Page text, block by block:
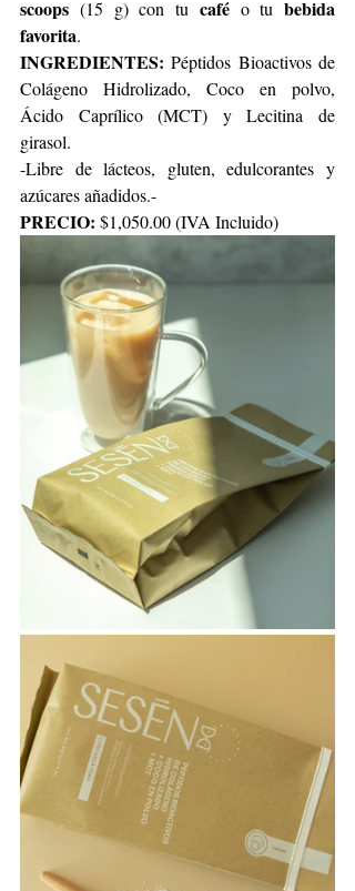
scoops (15 g) con tu café o tu bebida
favorita.
INGREDIENTES: Péptidos Bioactivos de
Colágeno Hidrolizado, Coco en polvo,
Ácido Caprílico (MCT) y Lecitina de
girasol.
-Libre de lácteos, gluten, edulcorantes y
azúcares añadidos.-
PRECIO: $1,050.00 (IVA Incluido)